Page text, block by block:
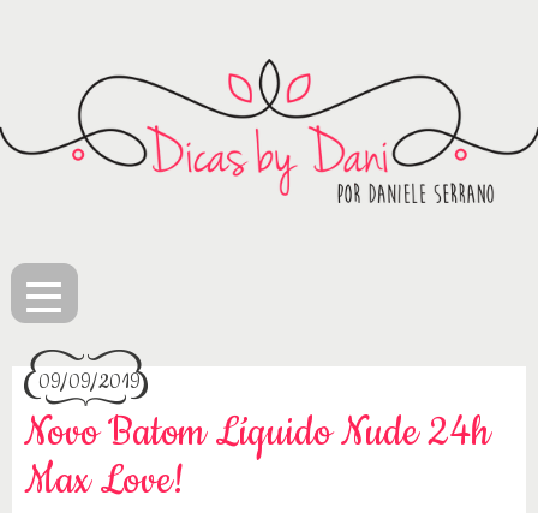
≡
09/09/2019
Novo Batom Líquido Nude 24h
Max Love!